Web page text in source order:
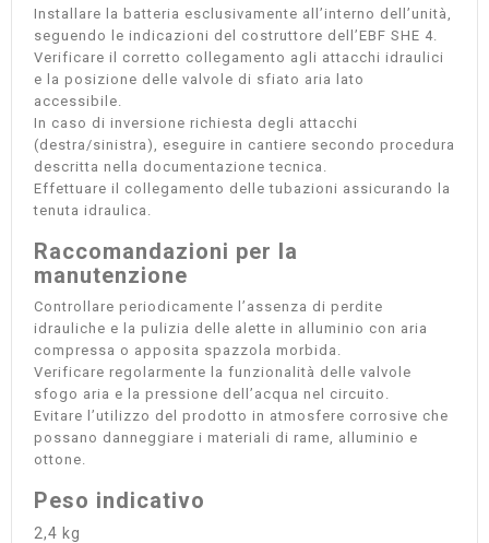
Installare la batteria esclusivamente all’interno dell’unità,
seguendo le indicazioni del costruttore dell’EBF SHE 4.
Verificare il corretto collegamento agli attacchi idraulici
e la posizione delle valvole di sfiato aria lato
accessibile.
In caso di inversione richiesta degli attacchi
(destra/sinistra), eseguire in cantiere secondo procedura
descritta nella documentazione tecnica.
Effettuare il collegamento delle tubazioni assicurando la
tenuta idraulica.
Raccomandazioni per la
manutenzione
Controllare periodicamente l’assenza di perdite
idrauliche e la pulizia delle alette in alluminio con aria
compressa o apposita spazzola morbida.
Verificare regolarmente la funzionalità delle valvole
sfogo aria e la pressione dell’acqua nel circuito.
Evitare l’utilizzo del prodotto in atmosfere corrosive che
possano danneggiare i materiali di rame, alluminio e
ottone.
Peso indicativo
2,4 kg